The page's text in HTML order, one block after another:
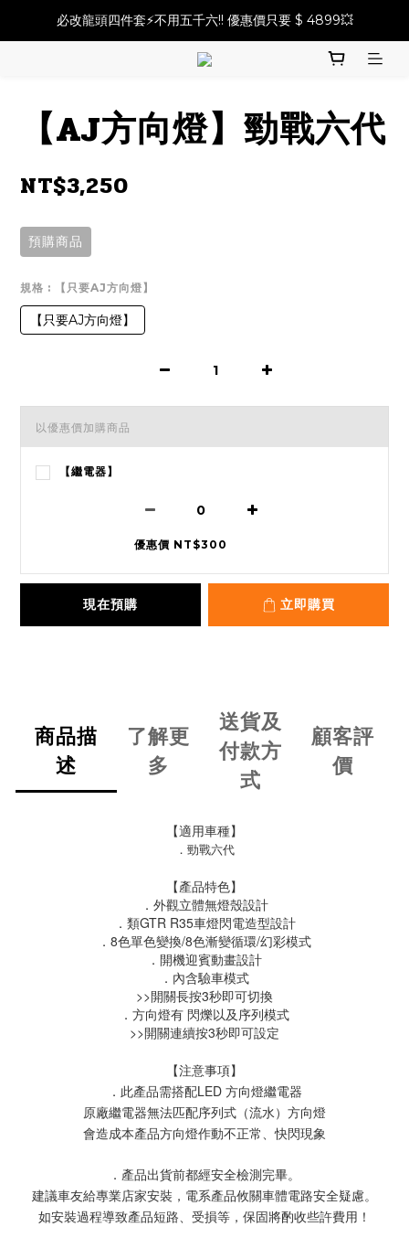
必改龍頭四件套⚡️不用五千六!! 優惠價只要 $ 4899💥
必改龍頭四件套⚡️不用五千六!! 優惠價只要 $ 4899💥
前總成套餐⚡️最低只要 $15500！帶走前總成改裝品⚡️
必改龍頭四件套⚡️不用五千六!! 優惠價只要 $ 4899💥
【AJ方向燈】勁戰六代
NT$3,250
預購商品
規格 : 【只要AJ方向燈】
【只要AJ方向燈】
以優惠價加購商品
【繼電器】
優惠價 NT$300
現在預購 立即購買
商品描
述
了解更
多
送貨及
付款方
式
顧客評
價
【適用車種】
．勁戰六代
【產品特色】
．外觀立體無燈殼設計
．類GTR R35車燈閃電造型設計
．8色單色變換/8色漸變循環/幻彩模式
．開機迎賓動畫設計
．內含驗車模式
>>開關長按3秒即可切換
．方向燈有 閃爍以及序列模式
>>開關連續按3秒即可設定
【注意事項】
．此產品需搭配LED 方向燈繼電器
原廠繼電器無法匹配序列式（流水）方向燈
會造成本產品方向燈作動不正常、快閃現象
．產品出貨前都經安全檢測完畢。
建議車友給專業店家安裝，電系產品攸關車體電路安全疑慮。
如安裝過程導致產品短路、受損等，保固將酌收些許費用！